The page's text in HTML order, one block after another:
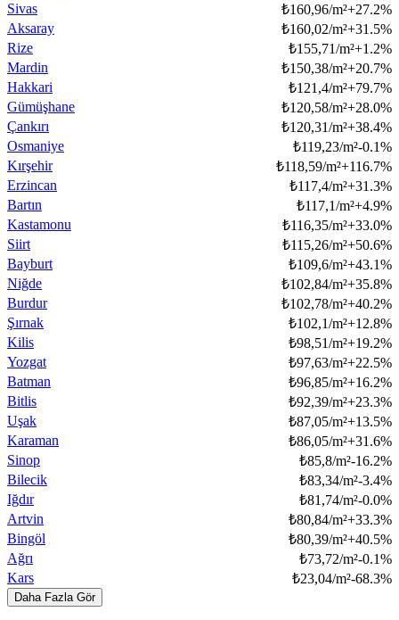
Sivas
₺160,96/m²+27.2%
Aksaray
₺160,02/m²+31.5%
Rize
₺155,71/m²+1.2%
Mardin
₺150,38/m²+20.7%
Hakkari
₺121,4/m²+79.7%
Gümüşhane
₺120,58/m²+28.0%
Çankırı
₺120,31/m²+38.4%
Osmaniye
₺119,23/m²-0.1%
Kırşehir
₺118,59/m²+116.7%
Erzincan
₺117,4/m²+31.3%
Bartın
₺117,1/m²+4.9%
Kastamonu
₺116,35/m²+33.0%
Siirt
₺115,26/m²+50.6%
Bayburt
₺109,6/m²+43.1%
Niğde
₺102,84/m²+35.8%
Burdur
₺102,78/m²+40.2%
Şırnak
₺102,1/m²+12.8%
Kilis
₺98,51/m²+19.2%
Yozgat
₺97,63/m²+22.5%
Batman
₺96,85/m²+16.2%
Bitlis
₺92,39/m²+23.3%
Uşak
₺87,05/m²+13.5%
Karaman
₺86,05/m²+31.6%
Sinop
₺85,8/m²-16.2%
Bilecik
₺83,34/m²-3.4%
Iğdır
₺81,74/m²-0.0%
Artvin
₺80,84/m²+33.3%
Bingöl
₺80,39/m²+40.5%
Ağrı
₺73,72/m²-0.1%
Kars
₺23,04/m²-68.3%
Daha Fazla Gör